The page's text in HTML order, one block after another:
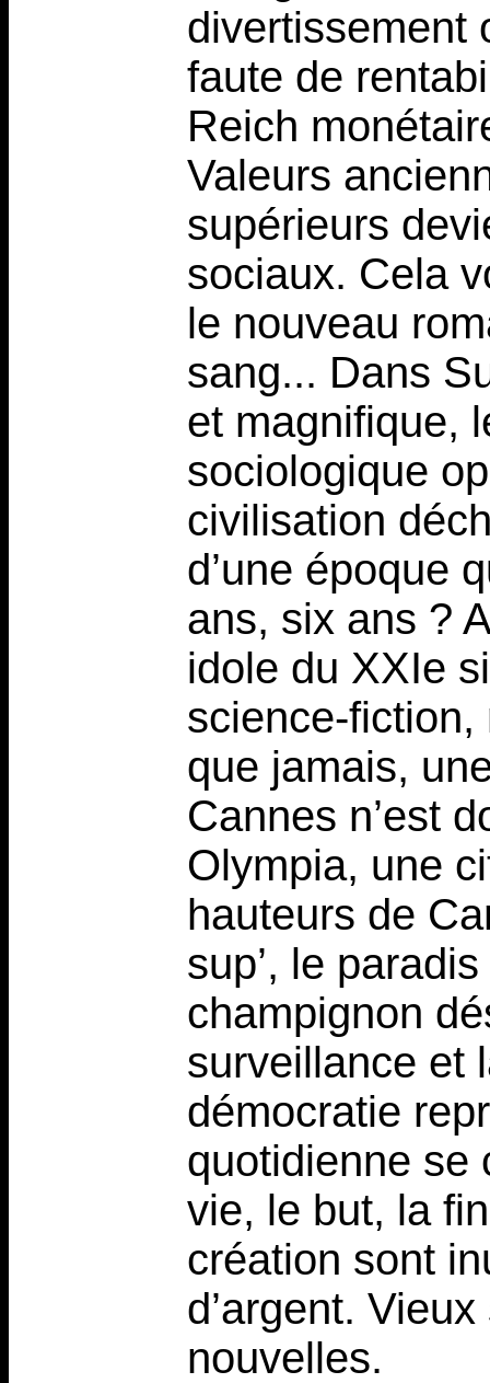
divertissement
faute de
Reich
Valeurs
supérieurs
sociaux. Cela
le nouveau
sang... Dans
et magnifique,
sociologique
civilisation
d’une époque
ans, six ans ?
idole du XXIe
science-
que jamais,
Cannes n’est
Olympia, une
hauteurs de
sup’, le
champignon
surveillance et
démocratie
quotidienne se
vie, le but, la
création sont
d’argent.
nouvelles.